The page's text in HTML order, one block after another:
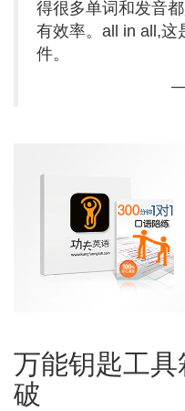
得很多单词和发音
有效率。all in all,这
件。
万能钥匙工
破